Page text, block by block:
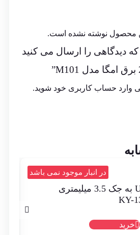
محصول نوشته نشده است.
که دیدگاهی را ارسال می کنید
وارد حساب کاربری خود شوید.
در انبار موجود نمی باشد
مبدل USB-C به جک 3.5 میلیمتری
خرید